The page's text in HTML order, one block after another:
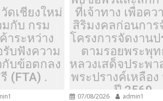
ดเชียงใหม่
กับ กรม
าระหว่าง
รับฟังความ
กับข้อตกลง
(FTA) .
ที่เจ้าทาง เพื่อคว
สิริมงคลก่อนการ
โครงการจัดงาน
ตามรอยพระพุท
หลวงเสด็จประพ
พระปรางค์เหลือง
ปี 2569
07/08/2026 admin1